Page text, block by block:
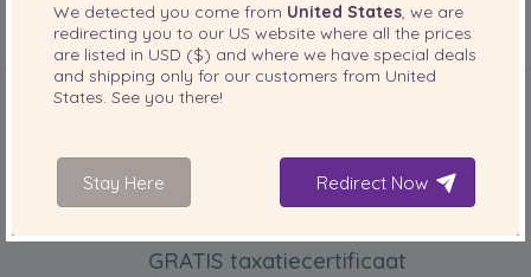
INBEGREPEN BIJ UW PRODUCT
GRATIS taxatiecertificaat
We detected you come from United States, we are
redirecting you to our US website where all the prices
are listed in USD ($) and where we have special deals
and shipping only for our customers from United
States. See you there!
Stay Here Redirect Now